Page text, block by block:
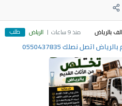
بالرياض منذ 9 ساعات الرياض طلب
اتصل نصلك 0550437835